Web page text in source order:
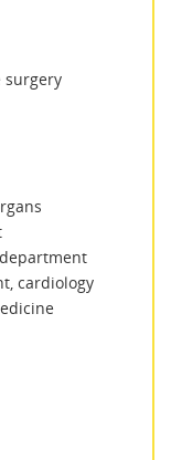
surgery
cardiology